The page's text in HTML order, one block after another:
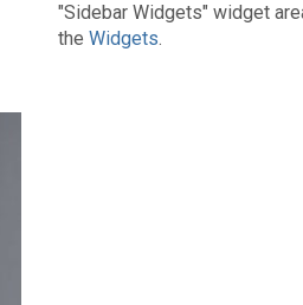
"Sidebar Widgets" widget
theWidgets.